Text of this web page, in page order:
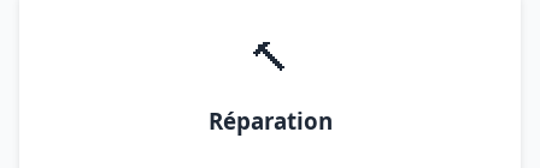
🔨
Réparation